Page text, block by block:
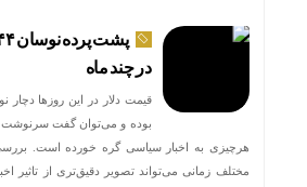
در چند ماه
قیمت دلار در این روزها دچار
بوده و می‌توان گفت سرنوشت
هرچیزی به اخبار سیاسی گره خورده است. بررسی
مختلف زمانی می‌تواند تصویر دقیق‌تری از تاثیر